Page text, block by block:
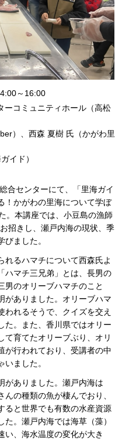
～16:00
コミュニティホール（高松
）、西森 夏樹 氏（かがわ里
イド）
合センターにて、「里海ガイ
かがわの里海について学ぼ
。本講座では、小豆島の漁師
招きし、瀬戸内海の現状、季
ました。
るハマチについて西森氏よ
ハマチ三兄弟」とは、長男の
男のオリーブハマチのこと
がありました。オリーブハマ
われるそうで、クイズを交え
た。また、香川県ではオリー
て育てたオリーブぶり、オリ
が行われており、受講者の中
ました。
ありました。瀬戸内海は
んの種類の魚が棲んでおり、
ると世界でも有数の水産資源
。瀬戸内海では海草（藻）
い、海水温度の変化が大き